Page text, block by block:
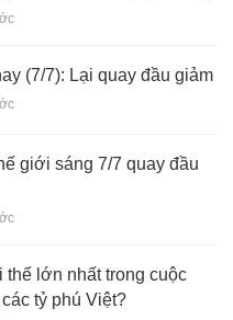
(7/7): Lại quay đầu giảm
giới sáng 7/7 quay đầu
thế lớn nhất trong cuộc
tỷ phú Việt?